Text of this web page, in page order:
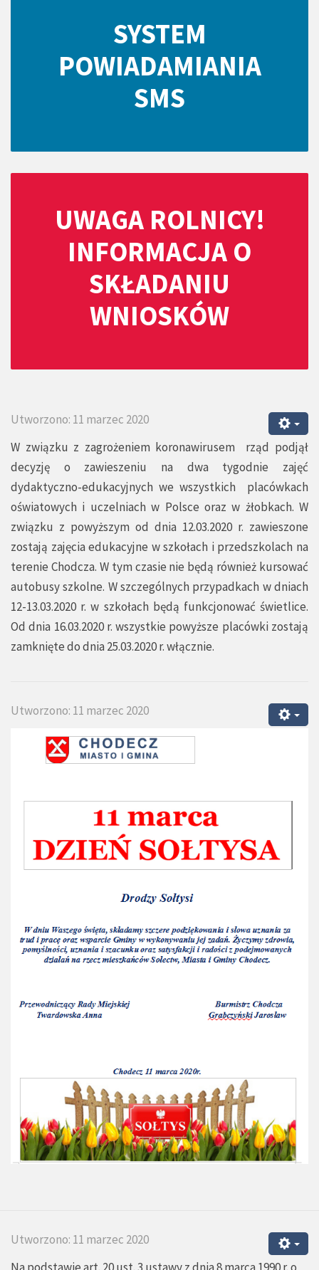
SYSTEM
POWIADAMIANIA
SMS
UWAGA ROLNICY!
INFORMACJA O
SKŁADANIU
WNIOSKÓW
Utworzono: 11 marzec 2020
W związku z zagrożeniem koronawirusem rząd podjął
decyzję o zawieszeniu na dwa tygodnie zajęć
dydaktyczno-edukacyjnych we wszystkich placówkach
oświatowych i uczelniach w Polsce oraz w żłobkach. W
związku z powyższym od dnia 12.03.2020 r. zawieszone
zostają zajęcia edukacyjne w szkołach i przedszkolach na
terenie Chodcza. W tym czasie nie będą również kursować
autobusy szkolne. W szczególnych przypadkach w dniach
12-13.03.2020 r. w szkołach będą funkcjonować świetlice.
Od dnia 16.03.2020 r. wszystkie powyższe placówki zostają
zamknięte do dnia 25.03.2020 r. włącznie.
Utworzono: 11 marzec 2020
Utworzono: 11 marzec 2020